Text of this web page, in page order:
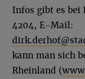
Infos gibt es bei
4204, E-Mail:
kann man sich
Rheinland (